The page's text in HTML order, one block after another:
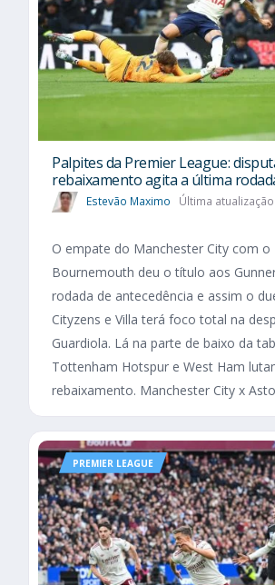
Palpites da Premier League:
rebaixamento agita a última
Estevão Maximo Última
O empate do Manchester City com o
Bournemouth deu o título aos
rodada de antecedência e assim o
Cityzens e Villa terá foco total na
Guardiola. Lá na parte de baixo da
Tottenham Hotspur e West Ham
rebaixamento. Manchester City x
PREMIER LEAGUE